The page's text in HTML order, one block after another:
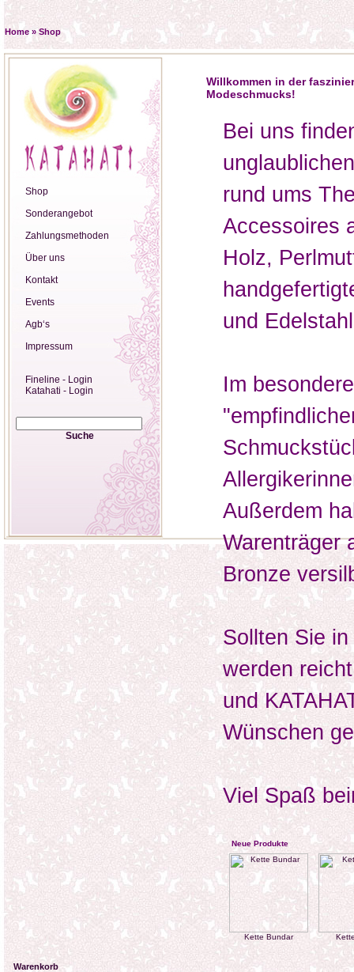
Home » Shop
Shop
Sonderangebot
Zahlungsmethoden
Über uns
Kontakt
Events
Agb‘s
Impressum
Fineline - Login
Katahati - Login
Suche
Willkommen in der
Modeschmucks!
Bei uns
rund ums
Accessoires
Holz,
und
Im
Außerdem
Warenträger
Bronze
Sollten Sie
werden
und
Wünschen
Viel Spaß
Neue Produkte
Kette Bundar
Warenkorb